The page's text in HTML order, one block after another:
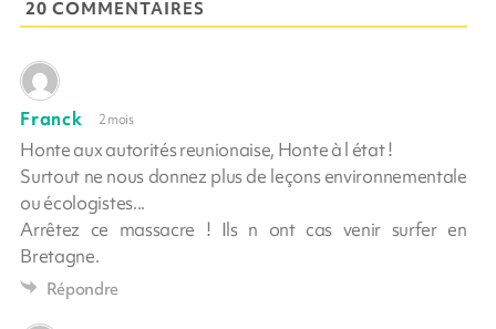
20 COMMENTAIRES
Franck 2 mois
Honte aux autorités reunionaise, Honte à l état !
Surtout ne nous donnez plus de leçons environnementale
ou écologistes...
Arrêtez ce massacre ! Ils n ont cas venir surfer en
Bretagne.
Répondre